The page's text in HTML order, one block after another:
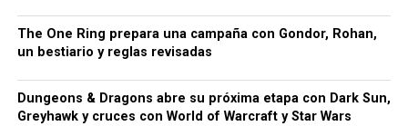
The One Ring prepara una campaña con Gondor, Rohan,
un bestiario y reglas revisadas
Dungeons & Dragons abre su próxima etapa con Dark Sun,
Greyhawk y cruces con World of Warcraft y Star Wars